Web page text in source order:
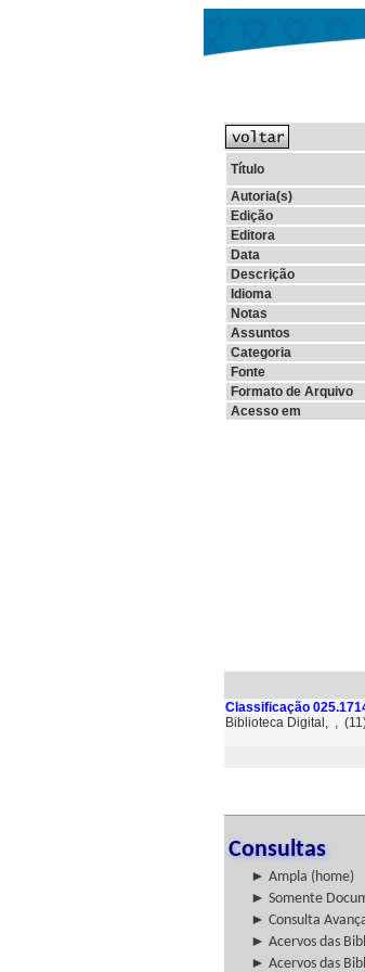
Título
Autoria(s)
Edição
Editora
Data
Descrição
Idioma
Notas
Assuntos
Categoria
Fonte
Formato de Arquivo
Acesso em
Classificação
Biblioteca Digital, ,
Consultas
► Ampla (home)
► Somente
► Consulta
► Acervos das
► Acervos das